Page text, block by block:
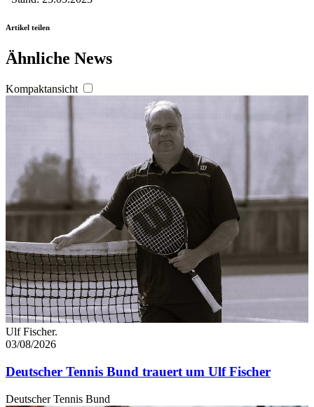
Artikel teilen
Ähnliche News
Kompaktansicht
Ulf Fischer.
03/08/2026
Deutscher Tennis Bund trauert um Ulf Fischer
Deutscher Tennis Bund